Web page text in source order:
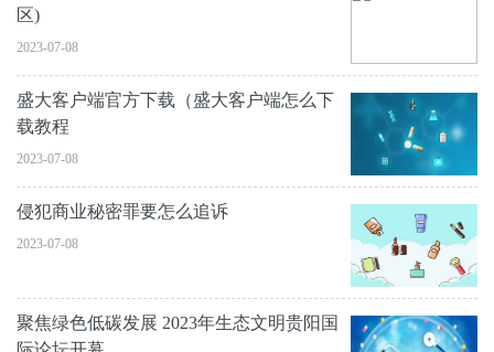
区)
2023-07-08
盛大客户端官方下载（盛大客户端怎么下
载教程
2023-07-08
侵犯商业秘密罪要怎么追诉
2023-07-08
聚焦绿色低碳发展 2023年生态文明贵阳国